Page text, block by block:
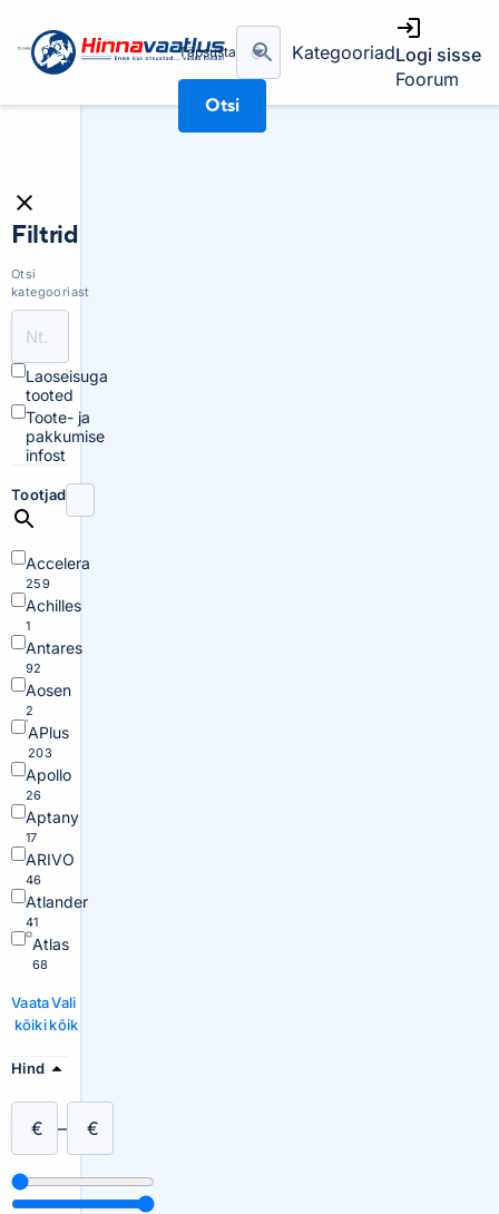
Täpsusta
Otsi
KategooriadLogi sisse
Foorum
Filtrid
Otsi
kategooriast
Laoseisuga
tooted
Toote- ja
pakkumise
infost
Tootjad
Accelera
259
Achilles
1
Antares
92
Aosen
2
APlus
203
Apollo
26
Aptany
17
ARIVO
46
Atlander
41
Atlas
68
Vaata
kõiki
Vali
kõik
Hind
€ – €